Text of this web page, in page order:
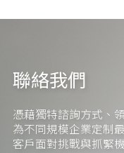
聯絡我們
憑藉獨特諮詢方式、
為不同規模企業定制
客戶面對挑戰與抓緊